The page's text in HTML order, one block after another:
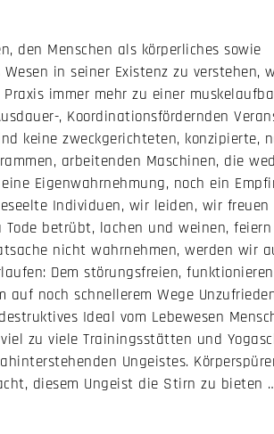
den Menschen als körperliches sowie
in seiner Existenz zu verstehen,
immer mehr zu einer
, Koordinationsfördernden
keine zweckgerichteten, konzipierte,
arbeitenden Maschinen, die
Eigenwahrnehmung, noch ein
Individuen, wir leiden, wir freuen
Tode betrübt, lachen und weinen,
nicht wahrnehmen, werden wir
Dem störungsfreien,
auf noch schnellerem Wege
Ideal vom Lebewesen
zu viele Trainingsstätten und
Ungeistes.
diesem Ungeist die Stirn zu bieten